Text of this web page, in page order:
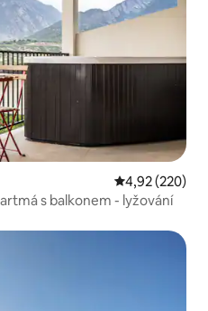
Průměrné
4,92 (220)
s balkonem - lyžování